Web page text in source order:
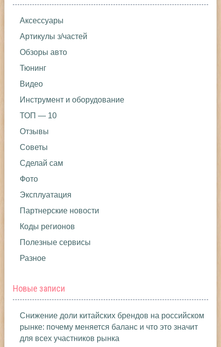
Аксессуары
Артикулы з/частей
Обзоры авто
Тюнинг
Видео
Инструмент и оборудование
ТОП — 10
Отзывы
Советы
Сделай сам
Фото
Эксплуатация
Партнерские новости
Коды регионов
Полезные сервисы
Разное
Новые записи
Снижение доли китайских брендов на российском
рынке: почему меняется баланс и что это значит
для всех участников рынка